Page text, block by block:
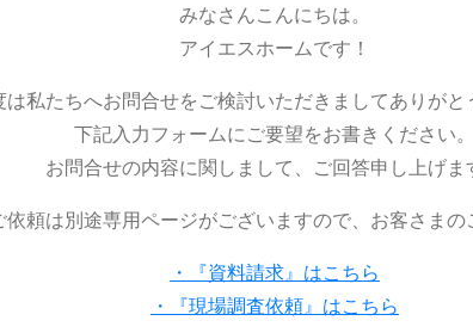
みなさんこんにちは。
アイエスホームです！
は私たちへお問合せをご検討いただきましてありがと
下記入力フォームにご要望をお書きください。
お問合せの内容に関しまして、ご回答申し上げま
頼は別途専用ページがございますので、お客さまの
・『資料請求』はこちら
・『現場調査依頼』はこちら